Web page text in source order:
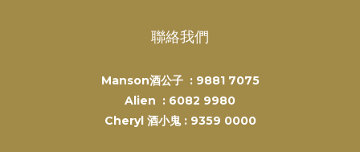
聯絡我們
Manson酒公子 : 9881 7075
Alien : 6082 9980
Cheryl 酒小鬼 : 9359 0000